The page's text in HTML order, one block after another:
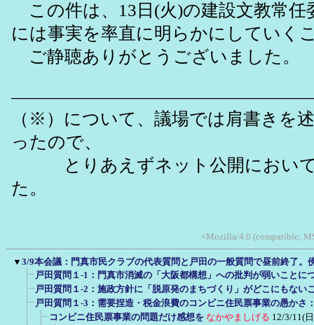
この件は、13日(火)の建設文教常
には事実を率直に明らかにしていく
ご静聴ありがとうございました。
（※）について、議場では肩書きを
ったので、
とりあえずネット公開において
た。
<Mozilla/4.0 (compatible;
▼ 3/9本会議：門真市民クラブの代表質問と戸田の一般質問で昼前終了。
戸田質問１-1：門真市消滅の「大阪都構想」への批判が弱いことに
戸田質問１-2：施政方針に「脱原発のまちづくり」がどこにもない
戸田質問１-3：需要捏造・税金浪費のコンビニ住民票事業の愚かさ
コンビニ住民票事業の問題だけ感想を なかやましげる 12/3/11(